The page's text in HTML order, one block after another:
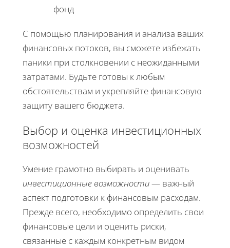
фонд
С помощью планирования и анализа ваших
финансовых потоков, вы сможете избежать
паники при столкновении с неожиданными
затратами. Будьте готовы к любым
обстоятельствам и укрепляйте финансовую
защиту вашего бюджета.
Выбор и оценка инвестиционных
возможностей
Умение грамотно выбирать и оценивать
инвестиционные возможности— важный
аспект подготовки к финансовым расходам.
Прежде всего, необходимо определить свои
финансовые цели и оценить риски,
связанные с каждым конкретным видом